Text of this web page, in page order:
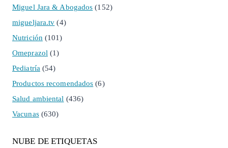
Miguel Jara & Abogados (152)
migueljara.tv (4)
Nutrición (101)
Omeprazol (1)
Pediatría (54)
Productos recomendados (6)
Salud ambiental (436)
Vacunas(630)
NUBE DE ETIQUETAS